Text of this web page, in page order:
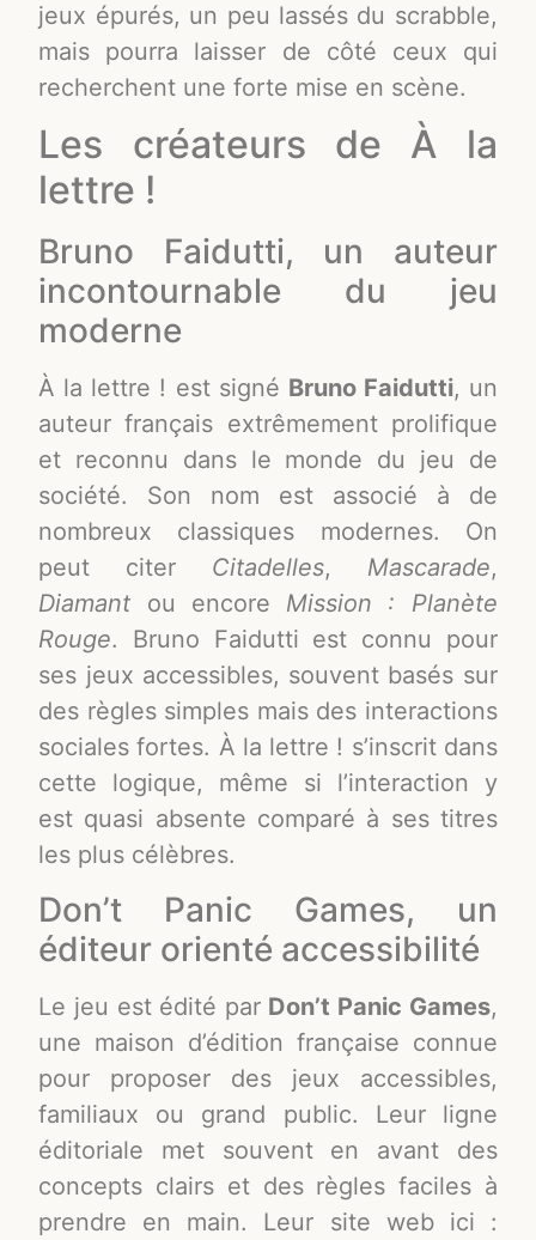
jeux épurés, un peu lassés du scrabble,
mais pourra laisser de côté ceux qui
recherchent une forte mise en scène.
Les créateurs de À la
lettre !
Bruno Faidutti, un auteur
incontournable du jeu
moderne
À la lettre ! est signé Bruno Faidutti, un
auteur français extrêmement prolifique
et reconnu dans le monde du jeu de
société. Son nom est associé à de
nombreux classiques modernes. On
peut citer Citadelles, Mascarade,
Diamant ou encore Mission : Planète
Rouge. Bruno Faidutti est connu pour
ses jeux accessibles, souvent basés sur
des règles simples mais des interactions
sociales fortes. À la lettre ! s’inscrit dans
cette logique, même si l’interaction y
est quasi absente comparé à ses titres
les plus célèbres.
Don’t Panic Games, un
éditeur orienté accessibilité
Le jeu est édité par Don’t Panic Games,
une maison d’édition française connue
pour proposer des jeux accessibles,
familiaux ou grand public. Leur ligne
éditoriale met souvent en avant des
concepts clairs et des règles faciles à
prendre en main. Leur site web ici :